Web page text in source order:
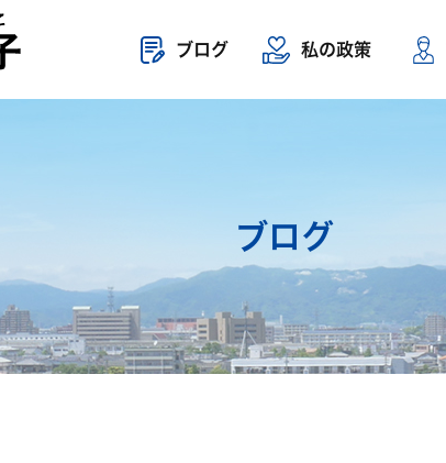
ブログ 私の政策
ブログ